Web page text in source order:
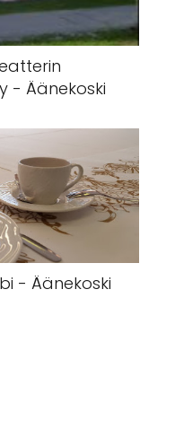
- Äänekoski
- Äänekoski